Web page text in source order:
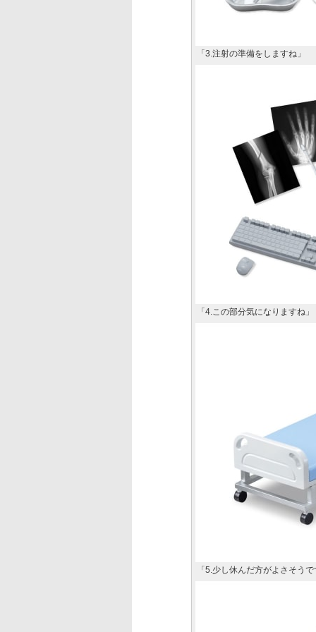
「3.注射の準備をしますね」
「4.この部分気になりますね」
「5.少し休んだ方がよさそう